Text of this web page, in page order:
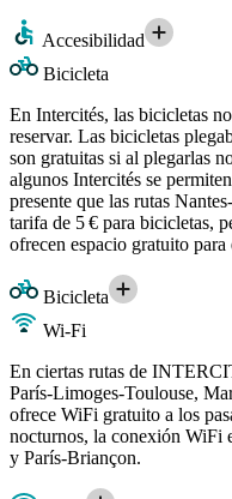
Accesibilidad
Bicicleta
En Intercités, las bicicletas
reservar. Las bicicletas
son gratuitas si al plegarlas
algunos Intercités se
presente que las rutas
tarifa de 5 € para bicicletas,
ofrecen espacio gratuito para
Bicicleta
Wi-Fi
En ciertas rutas de
París-Limoges-Toulouse,
ofrece WiFi gratuito a los
nocturnos, la conexión WiFi
y París-Briançon.